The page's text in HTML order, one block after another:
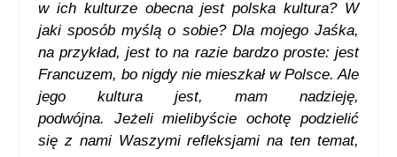
w ich kulturze obecna jest polska kultura? W
jaki sposób myślą o sobie? Dla mojego Jaśka,
na przykład, jest to na razie bardzo proste: jest
Francuzem, bo nigdy nie mieszkał w Polsce. Ale
jego kultura jest, mam nadzieję,
podwójna. Jeżeli mielibyście ochotę podzielić
się z nami Waszymi refleksjami na ten temat,